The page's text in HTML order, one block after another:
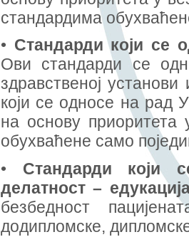
стандардима
• Стандарди који се
Ови стандарди се
здравственој
који се односе на рад
на основу
обухваћене само
• Стандарди који
делатност –
безбедност
додипломске,